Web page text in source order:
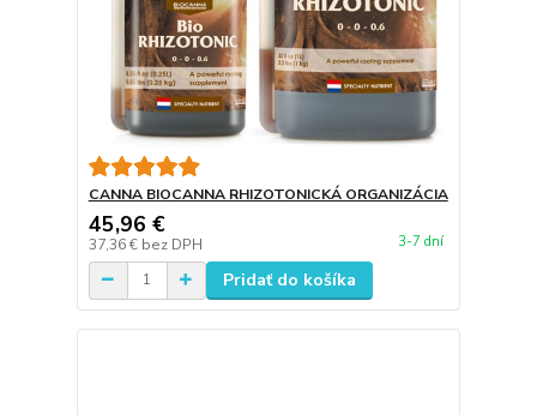
CANNA BIOCANNA RHIZOTONICKÁ ORGANIZÁCIA
45,96 €
37,36 € bez DPH 3-7 dní
Pridať do košíka